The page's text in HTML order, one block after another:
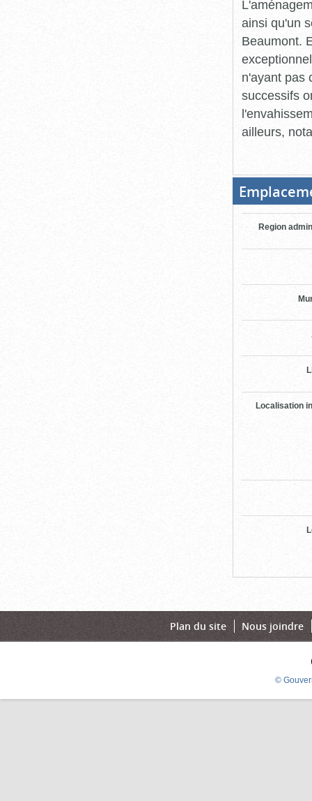
ainsi qu'un
Beaumont.
n'ayant pas
successifs
ailleurs,
Region
Localisation
Plan du site Nous joindre
©